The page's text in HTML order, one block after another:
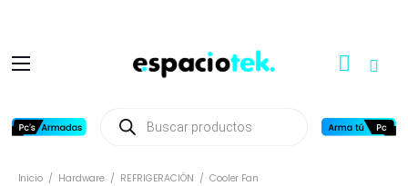
productos
Inicio / Hardware / REFRIGERACIÓN / Cooler Fan